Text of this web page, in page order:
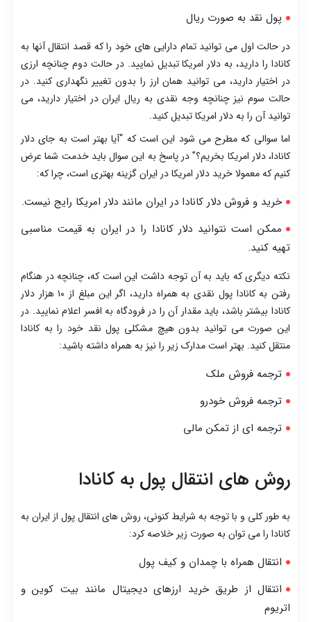
پول نقد به صورت ریال
در حالت اول می توانید تمام دارایی های خود را که قصد انتقال آنها به
کانادا را دارید، به دلار امریکا تبدیل نمایید. در حالت دوم چنانچه ارزی
در اختیار دارید، می توانید همان ارز را بدون تغییر نگهداری کنید. در
حالت سوم نیز چنانچه وجه نقدی به ریال ایران در اختیار دارید، می
توانید آن را به دلار امریکا تبدیل کنید.
اما سوالی که مطرح می شود این است که “آیا بهتر است به جای دلار
کانادا، دلار امریکا بخریم؟” در پاسخ به این سوال باید خدمت شما عرض
کنیم که معمولا خرید دلار امریکا در ایران گزینه بهتری است، چرا که:
خرید و فروش دلار کانادا در ایران مانند دلار امریکا رایج نیست.
ممکن است نتوانید دلار کانادا را در ایران به قیمت مناسبی
تهیه کنید.
نکته دیگری که باید به آن توجه داشت این است که، چنانچه در هنگام
رفتن به کانادا پول نقدی به همراه دارید، اگر این مبلغ از ۱۰ هزار دلار
کانادا بیشتر باشد، باید مقدار آن را در فرودگاه به افسر اعلام نمایید. در
این صورت می توانید بدون هیچ مشکلی پول نقد خود را به کانادا
منتقل کنید. بهتر است مدارک زیر را نیز به همراه داشته باشید:
ترجمه فروش ملک
ترجمه فروش خودرو
ترجمه ای از تمکن مالی
روش های انتقال پول به کانادا
به طور کلی و با توجه به شرایط کنونی، روش های انتقال پول از ایران به
کانادا را می توان به صورت زیر خلاصه کرد:
انتقال همراه با چمدان و کیف پول
انتقال از طریق خرید ارزهای دیجیتال مانند بیت کوین و
اتریوم